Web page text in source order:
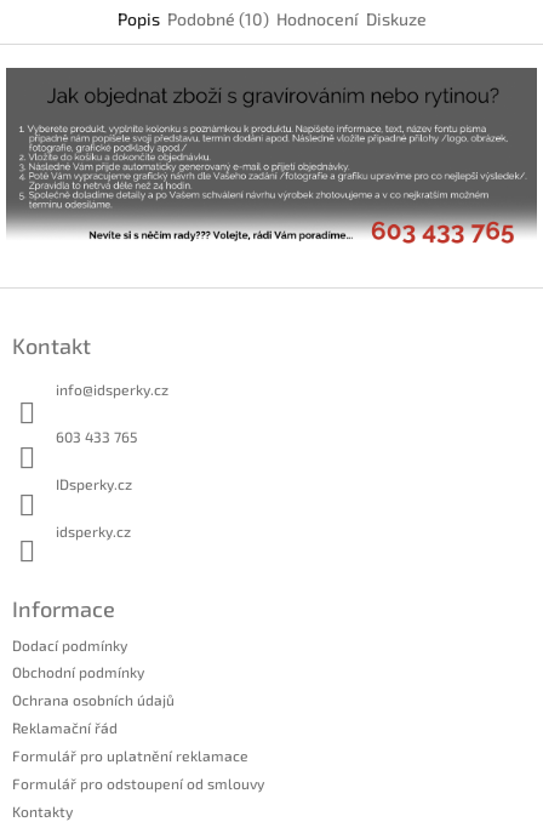
Popis Podobné (10) Hodnocení Diskuze
Kontakt
info@idsperky.cz
603 433 765
IDsperky.cz
idsperky.cz
Informace
Dodací podmínky
Obchodní podmínky
Ochrana osobních údajů
Reklamační řád
Formulář pro uplatnění reklamace
Formulář pro odstoupení od smlouvy
Kontakty